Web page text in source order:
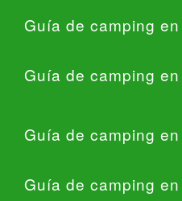
Guía de camping
Guía de camping
Guía de camping
Guía de camping